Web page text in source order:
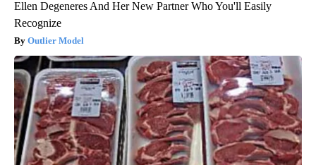
Ellen Degeneres And Her New Partner Who You'll Easily
Recognize
Outlier Model